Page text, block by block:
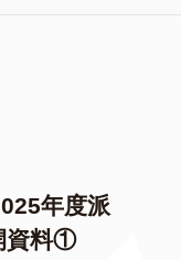
年度派
資料①